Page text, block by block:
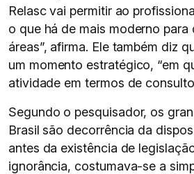
Relasc vai permitir ao
o que há de mais moderno para
áreas”, afirma. Ele também diz
um momento estratégico, “em
atividade em termos de
Segundo o pesquisador, os
Brasil são decorrência da
antes da existência de
ignorância, costumava-se a